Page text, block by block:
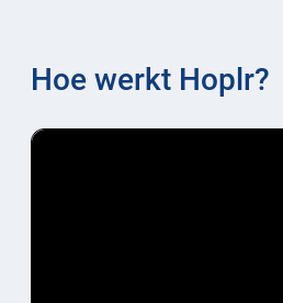
Hoe werkt Hoplr?